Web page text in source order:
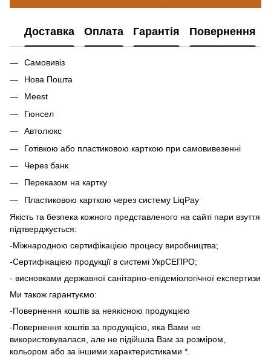
Доставка Оплата Гарантія Повернення
Самовивіз
Нова Пошта
Meest
Гюнсел
Автолюкс
Готівкою або пластиковою карткою при самовивезенні
Через банк
Переказом на картку
Пластиковою карткою через систему LiqPay
Якість та безпека кожного представленого на сайті пари взуття
підтверджується:
-Міжнародною сертифікацією процесу виробництва;
-Сертифікацією продукції в системі УкрСЕПРО;
- висновками державної санітарно-епідеміологічної експертизи
Ми також гарантуємо:
-Повернення коштів за неякісною продукцією
-Повернення коштів за продукцією, яка Вами не
використовувалася, але не підійшла Вам за розміром,
кольором або за іншими характеристиками *.